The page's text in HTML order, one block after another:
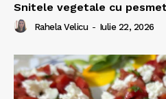
Snitele vegetale cu
Rahela Velicu - Iulie 22, 2026